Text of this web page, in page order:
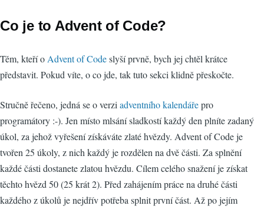
Co je to Advent of Code?
Těm, kteří o Advent of Codeslyší prvně, bych jej chtěl krátce
představit. Pokud víte, o co jde, tak tuto sekci klidně přeskočte.
Stručně řečeno, jedná se o verzi adventního kalendářepro
programátory :-). Jen místo mlsání sladkostí každý den plníte zadaný
úkol, za jehož vyřešení získáváte zlaté hvězdy. Advent of Code je
tvořen 25 úkoly, z nich každý je rozdělen na dvě části. Za splnění
každé části dostanete zlatou hvězdu. Cílem celého snažení je získat
těchto hvězd 50 (25 krát 2). Před zahájením práce na druhé části
každého z úkolů je nejdřív potřeba splnit první část. Až po jejím